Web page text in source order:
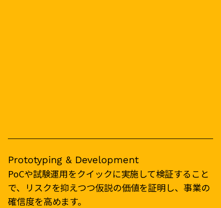
Prototyping & Development
PoCや試験運用をクイックに実施して検証すること
で、リスクを抑えつつ仮説の価値を証明し、事業の
確信度を高めます。